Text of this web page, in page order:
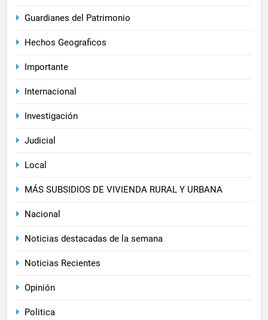
Guardianes del Patrimonio
Hechos Geograficos
Importante
Internacional
Investigación
Judicial
Local
MÁS SUBSIDIOS DE VIVIENDA RURAL Y URBANA
Nacional
Noticias destacadas de la semana
Noticias Recientes
Opinión
Politica